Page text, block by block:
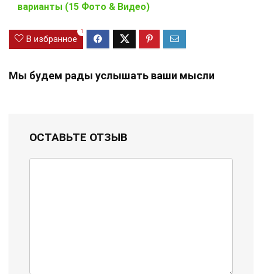
варианты (15 Фото & Видео)
В избранное
1
Мы будем рады услышать ваши мысли
ОСТАВЬТЕ ОТЗЫВ